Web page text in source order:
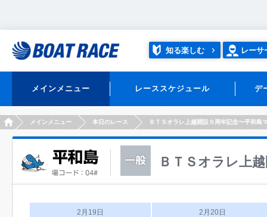
知る楽しむ レーサ
メインメニュー レーススケジュール デ
HOMEメインメニュー 本日のレース ＢＴＳオラレ上越開設９周年記念〜平和島
ＢＴＳオラレ上
2月19日 2月20日